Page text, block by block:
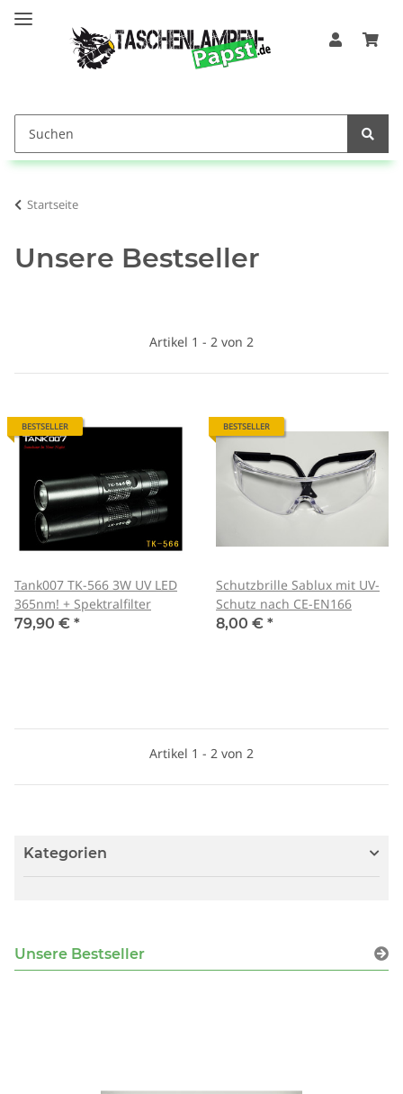
Startseite
Unsere Bestseller
Artikel 1 - 2 von 2
BESTSELLER
Tank007 TK-566 3W UV LED
365nm! + Spektralfilter
79,90 € *
BESTSELLER
Schutzbrille Sablux mit UV-
Schutz nach CE-EN166
8,00 € *
Artikel 1 - 2 von 2
Kategorien
Unsere Bestseller